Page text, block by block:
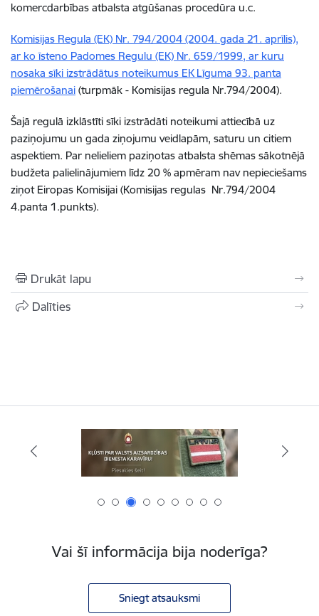
komercdarbības atbalsta atgūšanas procedūra u.c.
Komisijas Regula (EK) Nr. 794/2004 (2004. gada 21. aprīlis),
ar ko īsteno Padomes Regulu (EK) Nr. 659/1999, ar kuru
nosaka sīki izstrādātus noteikumus EK Līguma 93. panta
piemērošanai (turpmāk - Komisijas regula Nr.794/2004).
Šajā regulā izklāstīti sīki izstrādāti noteikumi attiecībā uz
paziņojumu un gada ziņojumu veidlapām, saturu un citiem
aspektiem. Par nelieliem paziņotas atbalsta shēmas sākotnējā
budžeta palielinājumiem līdz 20 % apmēram nav nepieciešams
ziņot Eiropas Komisijai (Komisijas regulas Nr.794/2004
4.panta 1.punkts).
Drukāt lapu
Dalīties
Vai šī informācija bija noderīga?
Sniegt atsauksmi